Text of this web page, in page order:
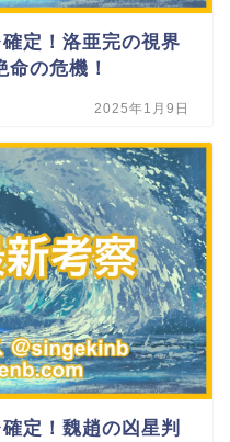
定！洛亜完の視界
の危機！
2025年1月9日
定！魏趙の凶星判